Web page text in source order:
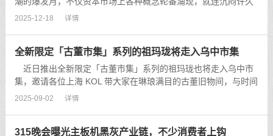
的中文互联网世界，也处处洋溢着“久违”的兴奋。在3月底举办的
2025-12-18 详情
全新限定「古董市集」系列的祖玛珑将走入乌中市集
近日推出全新限定「古董市集」系列的祖玛珑也将走入乌中市
集，邀请各位上海 KOL 带大家在琳琅满目的古董旧物间，与时间
里的故事偶然相遇。...
2025-09-02 详情
315晚会曝光主板机黑灰产业链，不少消费者上钩